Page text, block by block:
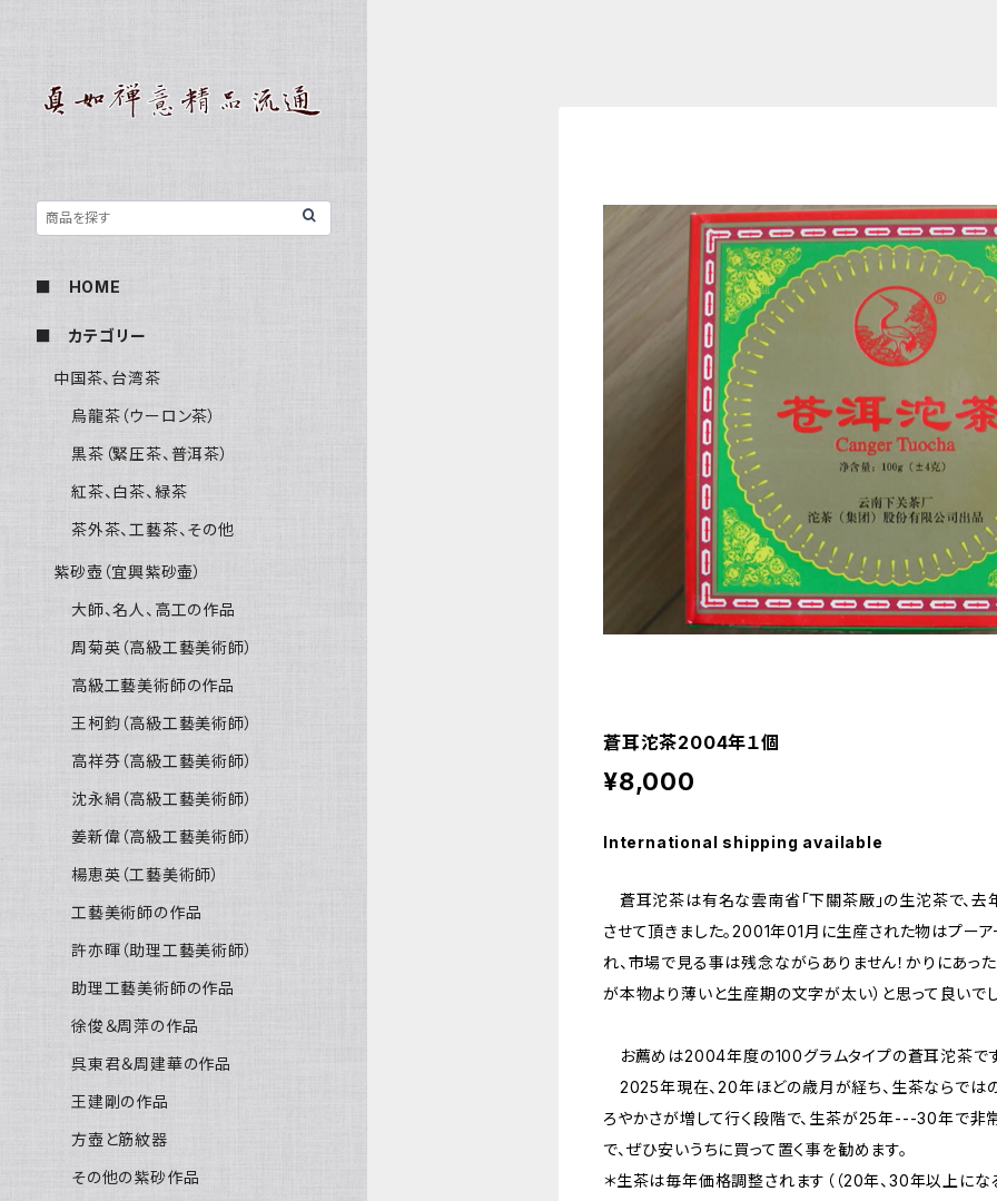
蒼耳沱茶2004年１個
¥8,000
International shipping available
蒼耳沱茶は有名な雲南省「下關茶厰」の生沱茶で、
させて頂きました。2001年01月に生産された物はプー
れ、市場で見る事は残念ながらありません！かりにあっ
が本物より薄いと生産期の文字が太い）と思って良いでし
お薦めは2004年度の100グラムタイプの蒼耳沱茶で
2025年現在、20年ほどの歳月が経ち、生茶ならでは
ろやかさが増して行く段階で、生茶が25年---30年で非
で、ぜひ安いうちに買って置く事を勧めます。
＊生茶は毎年価格調整されます（（20年、30年以上にな
■ HOME
■ カテゴリー
中国茶、台湾茶
烏龍茶（ウーロン茶）
黒茶（緊圧茶、普洱茶）
紅茶、白茶、緑茶
茶外茶、工藝茶、その他
紫砂壺（宜興紫砂壷）
大師、名人、高工の作品
周菊英（高級工藝美術師）
高級工藝美術師の作品
王柯鈞（高級工藝美術師）
高祥芬（高級工藝美術師）
沈永絹（高級工藝美術師）
姜新偉（高級工藝美術師）
楊恵英（工藝美術師）
工藝美術師の作品
許亦暉（助理工藝美術師）
助理工藝美術師の作品
徐俊＆周萍の作品
呉東君＆周建華の作品
王建剛の作品
方壺と筋紋器
その他の紫砂作品